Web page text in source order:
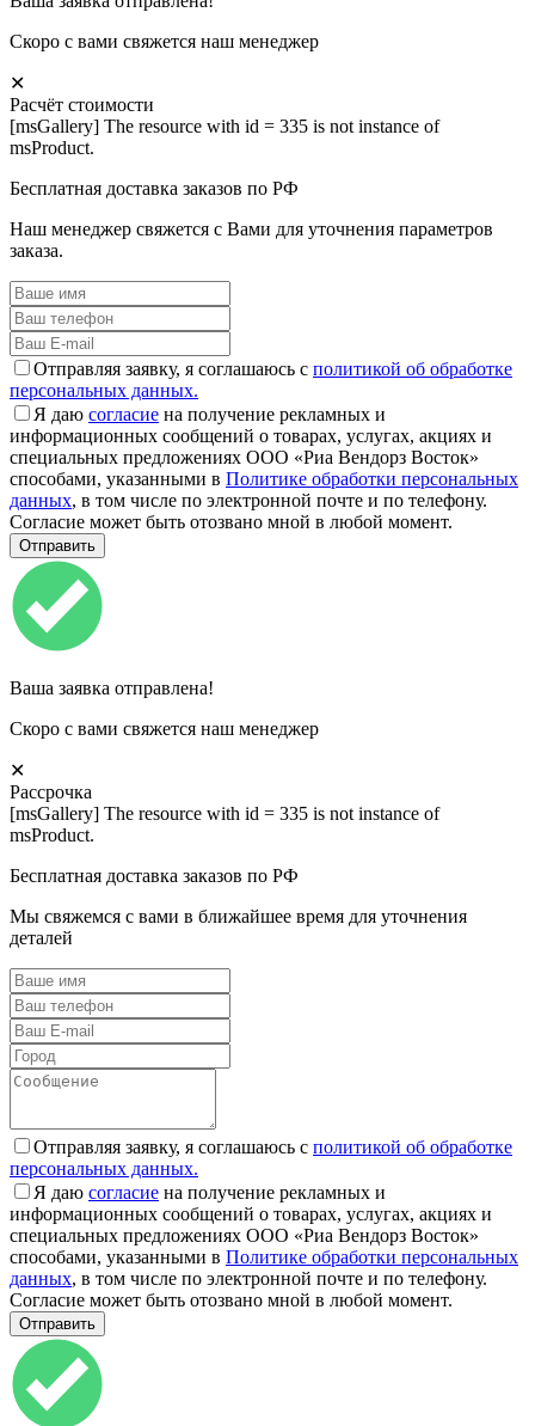
Скоро с вами свяжется наш менеджер
✕
Расчёт стоимости
[msGallery] The resource with id = 335 is not instance of
msProduct.
Бесплатная доставка заказов по РФ
Наш менеджер свяжется с Вами для уточнения параметров
заказа.
Отправляя заявку, я соглашаюсь с политикой об обработке
персональных данных.
Я даю согласие на получение рекламных и
информационных сообщений о товарах, услугах, акциях и
специальных предложениях ООО «Риа Вендорз Восток»
способами, указанными в Политике обработки персональных
данных, в том числе по электронной почте и по телефону.
Согласие может быть отозвано мной в любой момент.
Ваша заявка отправлена!
Скоро с вами свяжется наш менеджер
✕
Рассрочка
[msGallery] The resource with id = 335 is not instance of
msProduct.
Бесплатная доставка заказов по РФ
Мы свяжемся с вами в ближайшее время для уточнения
деталей
Отправляя заявку, я соглашаюсь с политикой об обработке
персональных данных.
Я даю согласие на получение рекламных и
информационных сообщений о товарах, услугах, акциях и
специальных предложениях ООО «Риа Вендорз Восток»
способами, указанными в Политике обработки персональных
данных, в том числе по электронной почте и по телефону.
Согласие может быть отозвано мной в любой момент.